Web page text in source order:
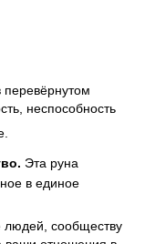
перевёрнутом
неспособность
Эта руна
в единое
людей, сообществу